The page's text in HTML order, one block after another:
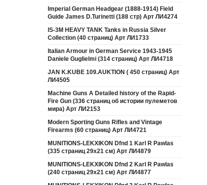
Imperial German Headgear (1888-1914) Field
Guide James D.Turinetti (188 cтр) Арт ЛИ4274
IS-3M HEAVY TANK Tanks in Russia Silver
Collection (40 страниц) Арт ЛИ1733
Italian Armour in German Service 1943-1945
Daniele Guglielmi (314 страниц) Арт ЛИ4718
JAN K.KUBE 109.AUKTION ( 450 страниц) Арт
ЛИ4505
Machine Guns A Detailed history of the Rapid-
Fire Gun (336 страниц об истории пулеметов
мира) Арт ЛИ2153
Modern Sporting Guns Rifles and Vintage
Firearms (60 страниц) Арт ЛИ4721
MUNITIONS-LEKXIKON Dfnd 1 Karl R Pawlas
(335 страниц 29х21 см) Арт ЛИ4879
MUNITIONS-LEKXIKON Dfnd 2 Karl R Pawlas
(240 страниц 29х21 см) Арт ЛИ4877